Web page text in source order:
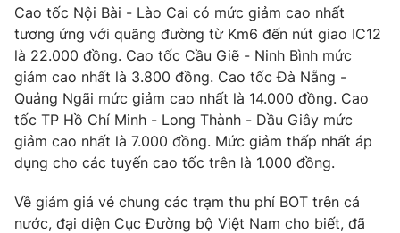
Khán giả
Giải sao mai
Âm nhạc
Sao
Du lịch
Làm đẹp
Chất lượng cuộc sống
Giáo dục
Tuyển sinh
Học trực tuyến
Công nghệ
Hitech Công nghệ tương lai
Sản phẩm
Thị trường
Giao lưu trực tuyến
Lịch phát sóng
Cao tốc Nội Bài - Lào Cai có mức giảm cao nhất
tương ứng với quãng đường từ Km6 đến nút giao IC12
là 22.000 đồng. Cao tốc Cầu Giẽ - Ninh Bình mức
giảm cao nhất là 3.800 đồng. Cao tốc Đà Nẵng -
Quảng Ngãi mức giảm cao nhất là 14.000 đồng. Cao
tốc TP Hồ Chí Minh - Long Thành - Dầu Giây mức
giảm cao nhất là 7.000 đồng. Mức giảm thấp nhất áp
dụng cho các tuyến cao tốc trên là 1.000 đồng.
Về giảm giá vé chung các trạm thu phí BOT trên cả
nước, đại diện Cục Đường bộ Việt Nam cho biết, đã